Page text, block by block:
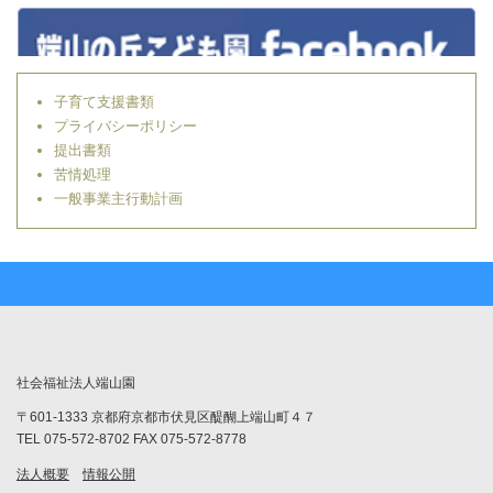
子育て支援書類
プライバシーポリシー
提出書類
苦情処理
一般事業主行動計画
社会福祉法人端山園
〒601-1333 京都府京都市伏見区醍醐上端山町４７
TEL 075-572-8702 FAX 075-572-8778
法人概要 情報公開